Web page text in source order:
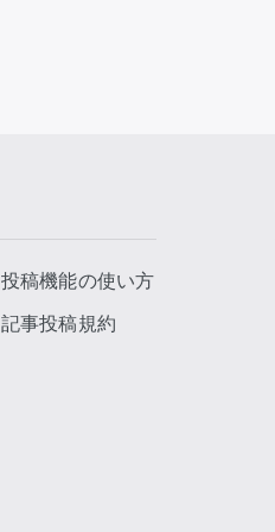
投稿機能の使い方
記事投稿規約